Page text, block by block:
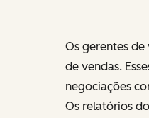
Os gerentes
de vendas.
negociações
Os relatórios